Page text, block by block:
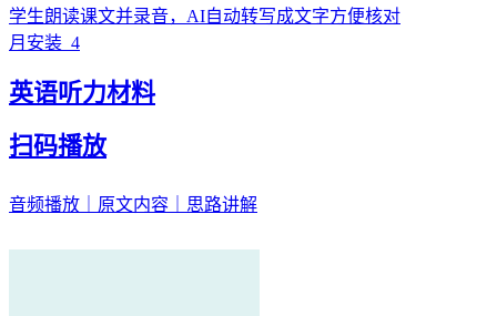
学生朗读课文并录音，AI自动转写成文字方便核对
月安装 4
英语听力材料
扫码播放
音频播放｜原文内容｜思路讲解